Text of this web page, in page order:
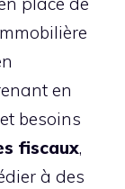
en
besoins
fiscaux,
à des